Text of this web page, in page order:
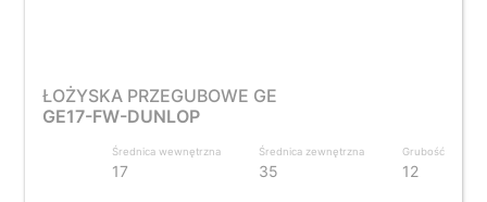
ŁOŻYSKA PRZEGUBOWE GE
GE17-FW-DUNLOP
Średnica wewnętrzna
17
Średnica zewnętrzna
35
Grubość
12